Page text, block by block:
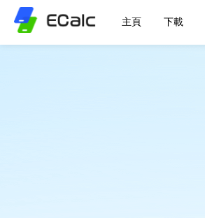
主頁 下載